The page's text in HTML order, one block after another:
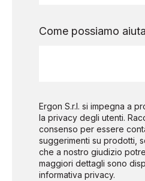
Come possiamo
Ergon S.r.l. si impegna a
la privacy degli utenti.
consenso per essere
suggerimenti su prodotti,
che a nostro giudizio
maggiori dettagli sono
informativa privacy.